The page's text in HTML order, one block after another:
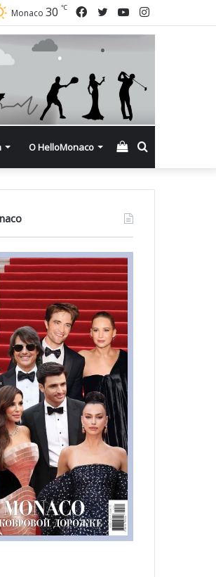
Instagram
YouTube
Twitter
Facebook
Monaco 30 ℃
О HelloMonaco Смотреть
корзину